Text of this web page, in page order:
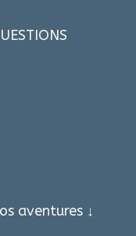
aventures ↓